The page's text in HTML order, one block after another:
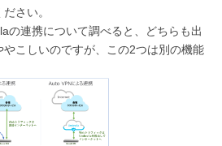
さい。
の連携について調べると、どちらも出
こしいのですが、この2つは別の機能